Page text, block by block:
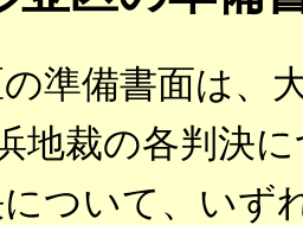
準備書面は、
地裁の各判決
について、いず